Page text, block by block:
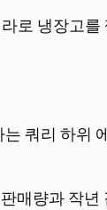
로 냉장고를
쿼리 하위
매량과 작년